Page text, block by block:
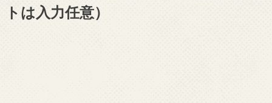
トは入力任意）